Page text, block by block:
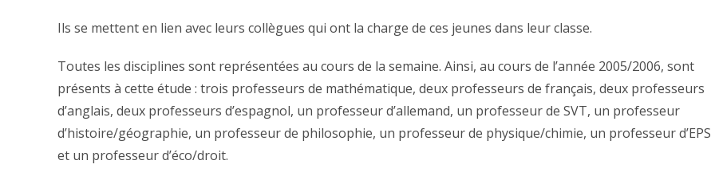
Ils se mettent en lien avec leurs collègues qui ont la charge de ces jeunes dans leur classe.
Toutes les disciplines sont représentées au cours de la semaine. Ainsi, au cours de l’année 2005/2006, sont
présents à cette étude : trois professeurs de mathématique, deux professeurs de français, deux professeurs
d’anglais, deux professeurs d’espagnol, un professeur d’allemand, un professeur de SVT, un professeur
d’histoire/géographie, un professeur de philosophie, un professeur de physique/chimie, un professeur d’EPS
et un professeur d’éco/droit.